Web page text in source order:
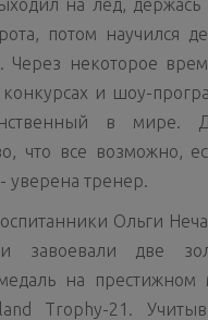
на лед, держась
потом научился
Через некоторое
конкурсах и шоу-
в мире.
что все возможно,
уверена тренер.
Ольги
завоевали две
на престижном
Trophy-21.